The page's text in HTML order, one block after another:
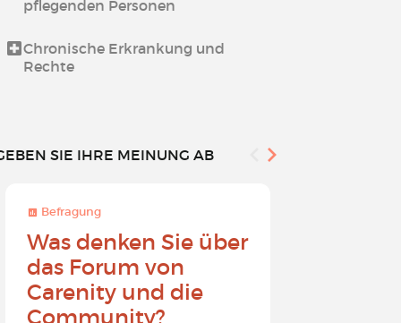
pflegenden Personen
Chronische Erkrankung und
Rechte
SIE IHRE MEINUNG AB
Befragung
Was denken Sie über
das Forum von
Carenity und die
Community?